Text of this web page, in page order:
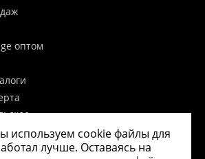
оптом
данных
используем cookie файлы для
лучше. Оставаясь на